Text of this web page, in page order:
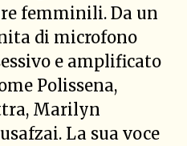
femminili. Da un
di microfono
e amplificato
Polissena,
Marilyn
La sua voce